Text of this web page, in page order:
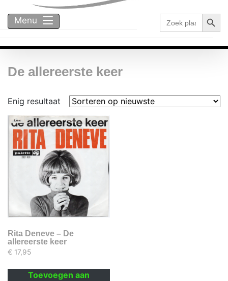
Menu
Zoek
naar:
De allereerste keer
Enig resultaat
Rita Deneve – De
allereerste keer
€ 17,95
Toevoegen aan